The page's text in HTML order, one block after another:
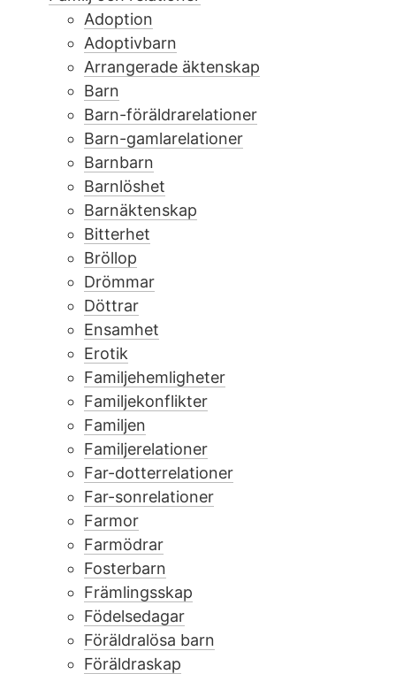
Adoption
Adoptivbarn
Arrangerade äktenskap
Barn
Barn-föräldrarelationer
Barn-gamlarelationer
Barnbarn
Barnlöshet
Barnäktenskap
Bitterhet
Bröllop
Drömmar
Döttrar
Ensamhet
Erotik
Familjehemligheter
Familjekonflikter
Familjen
Familjerelationer
Far-dotterrelationer
Far-sonrelationer
Farmor
Farmödrar
Fosterbarn
Främlingsskap
Födelsedagar
Föräldralösa barn
Föräldraskap